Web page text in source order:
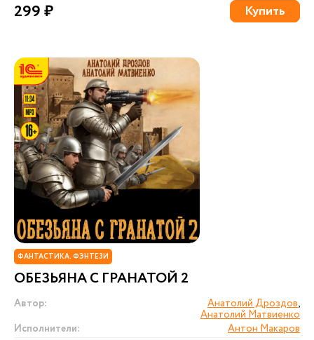
299 ₽ Купить
ФАНТАСТИКА. ФЭНТЕЗИ
ОБЕЗЬЯНА С ГРАНАТОЙ 2
Автор: Анатолий Дроздов,
Анатолий Матвиенко
Исполнители:
Антон Макаров